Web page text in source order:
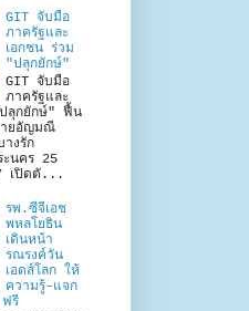
GIT จับมือ
ภาครัฐและ
เอกชน ร่วม
"ปลุกยักษ์"
GIT จับมือ
ภาครัฐและ
ลุกยักษ์" ฟื้น
ายอัญมณี
างรัก
นคร 25
เปิดตั...
รพ.ซีจีเอช
พหลโยธิน
เดินหน้า
รณรงค์วัน
เอดส์โลก ให้
ความรู้–แจก
รี